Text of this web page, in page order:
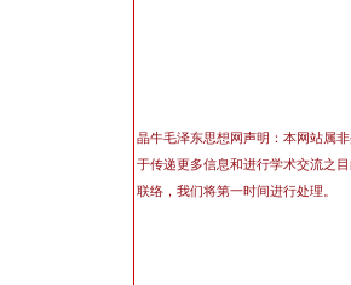
晶牛毛泽东思想网声明：本网站属
于传递更多信息和进行学术交流之
联络，我们将第一时间进行处理。